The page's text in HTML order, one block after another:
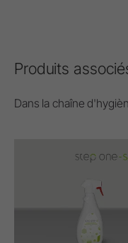
Produits
Dans la chaîne